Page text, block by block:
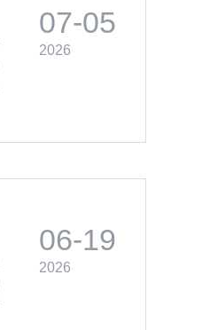
07-05
2026
06-19
2026